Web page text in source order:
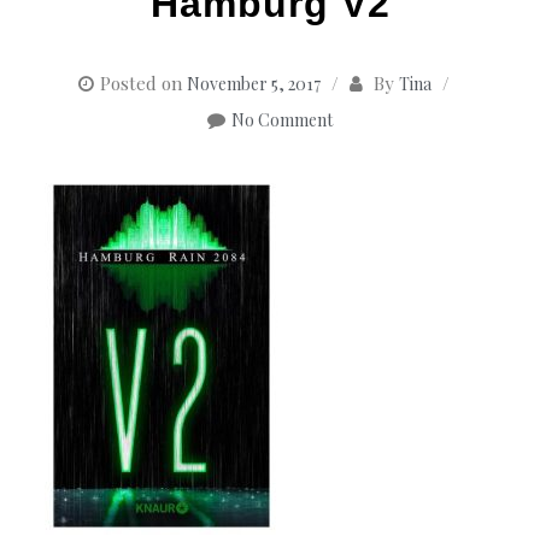
Posted on November 5, 2017 By Tina
No Comment